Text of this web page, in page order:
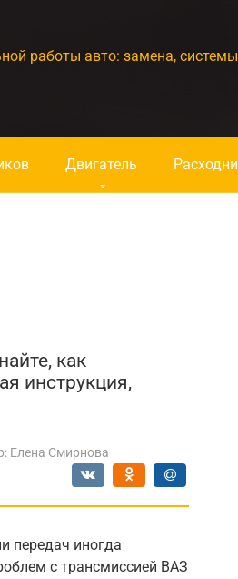
работы авто: замена,
Двигатель
как
инструкция,
Елена Смирнова
передач иногда
с трансмиссией ВАЗ